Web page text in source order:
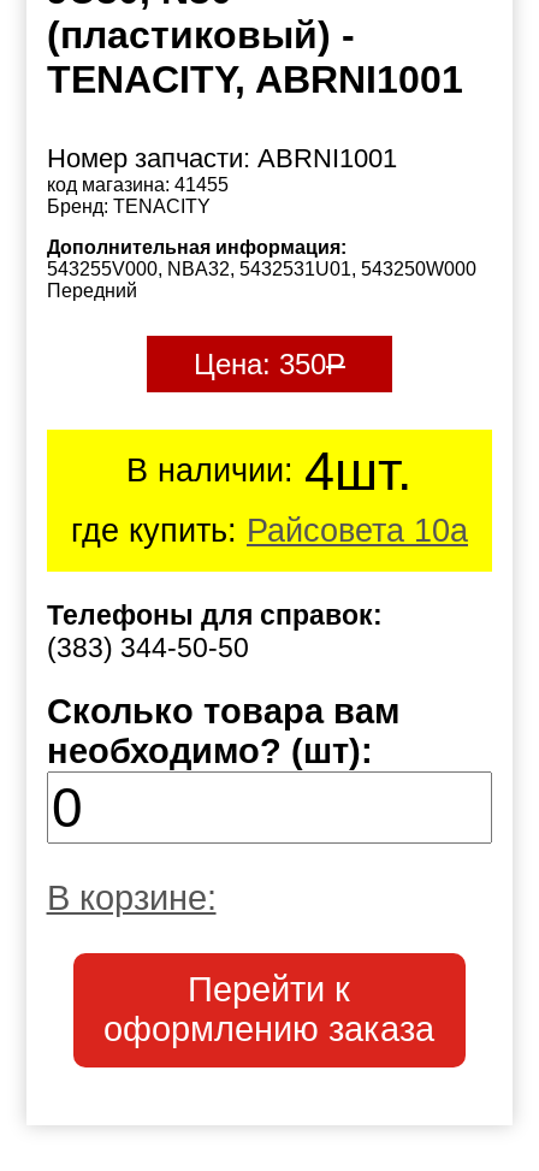
(пластиковый) -
TENACITY, ABRNI1001
Номер запчасти: ABRNI1001
код магазина: 41455
Бренд: TENACITY
Дополнительная информация:
543255V000, NBA32, 5432531U01, 543250W000
Передний
Цена: 350Р
В наличии: 4шт.
где купить: Райсовета 10а
Телефоны для справок:
(383) 344-50-50
Сколько товара вам
необходимо? (шт):
В корзине:
Перейти к
оформлению заказа